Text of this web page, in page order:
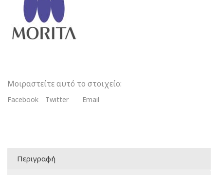
ποσότητα
Μοιραστείτε αυτό το στοιχείο:
Facebook Twitter Email
Περιγραφή